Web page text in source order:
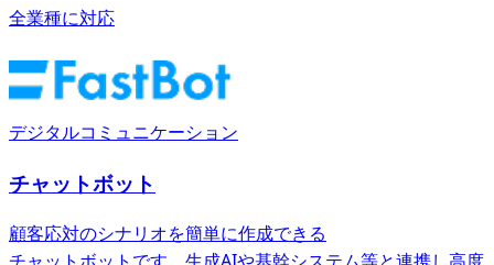
全業種に対応
デジタルコミュニケーション
チャットボット
顧客応対のシナリオを簡単に作成できる
チャットボットです。生成AIや基幹システム等と連携し高度